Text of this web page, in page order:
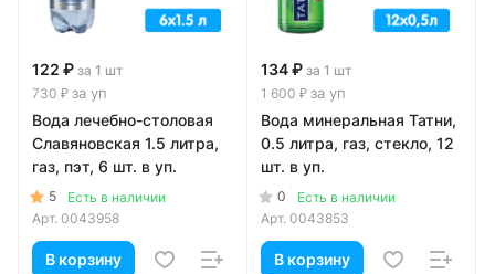
122 ₽ за 1 шт
730 ₽ за уп
Вода лечебно-столовая
Славяновская 1.5 литра,
газ, пэт, 6 шт. в уп.
5
Есть в наличии
Арт. 0043958
В корзину
134 ₽ за 1 шт
1 600 ₽ за уп
Вода минеральная Татни,
0.5 литра, газ, стекло, 12
шт. в уп.
0
Есть в наличии
Арт. 0043853
В корзину